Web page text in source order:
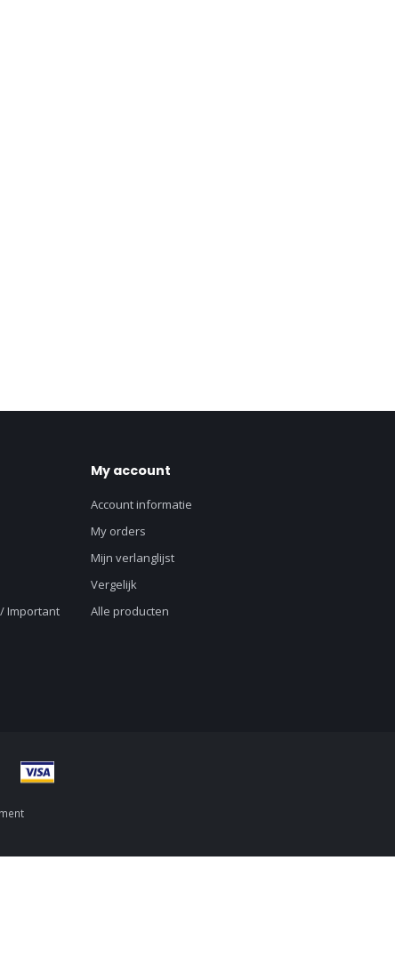
Important
My account
Account informatie
My orders
Mijn verlanglijst
Vergelijk
Alle producten